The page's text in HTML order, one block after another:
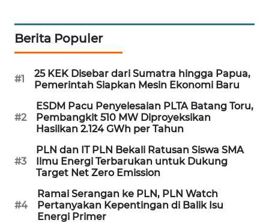
Berita Populer
#1
25 KEK Disebar dari Sumatra hingga Papua,
Pemerintah Siapkan Mesin Ekonomi Baru
#2
ESDM Pacu Penyelesaian PLTA Batang Toru,
Pembangkit 510 MW Diproyeksikan
Hasilkan 2.124 GWh per Tahun
#3
PLN dan IT PLN Bekali Ratusan Siswa SMA
Ilmu Energi Terbarukan untuk Dukung
Target Net Zero Emission
#4
Ramai Serangan ke PLN, PLN Watch
Pertanyakan Kepentingan di Balik Isu
Energi Primer
LPKKI
KOPEKLIN
PORTAL
FORWAMKI
ALPERKLINAS